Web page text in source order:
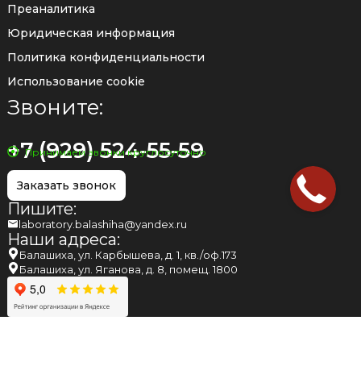
Преаналитика
Юридическая информация
Политика конфиденциальности
Использование cookie
Звоните:
+7 (929) 524-55-59
Принимаем звонки круглосуточно
Заказать звонок
Пишите:
laboratory.balashiha@yandex.ru
Наши адреса:
Балашиха, ул. Карбышева, д. 1, кв./оф.173
Балашиха, ул. Яганова, д. 8, помещ. 1800